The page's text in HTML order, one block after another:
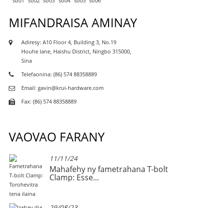
MIFANDRAISA AMINAY
Adiresy: A10 Floor 4, Building 3, No.19
Houhe lane, Haishu District, Ningbo 315000,
Sina
Telefaonina: (86) 574 88358889
Email: gavin@krui-hardware.com
Fax: (86) 574 88358889
VAOVAO FARANY
11/11/24
Mahafehy ny fametrahana T-bolt
Clamp: Esse...